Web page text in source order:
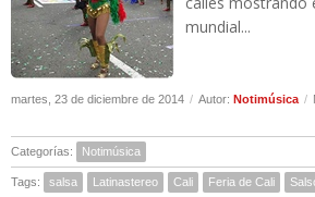
mundial...
martes, 23 de diciembre de 2014 / Autor: Notimúsica /
Categorías: Notimúsica
Tags: salsa Latinastereo Cali Feria de Cali